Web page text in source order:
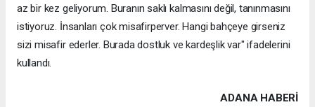
az bir kez geliyorum. Buranın saklı kalmasını değil, tanınmasını
istiyoruz. İnsanları çok misafirperver. Hangi bahçeye girseniz
sizi misafir ederler. Burada dostluk ve kardeşlik var" ifadelerini
kullandı.
ADANA HABERİ